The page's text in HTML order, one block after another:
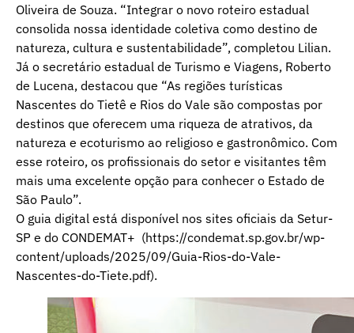
Oliveira de Souza. “Integrar o novo roteiro estadual
consolida nossa identidade coletiva como destino de
natureza, cultura e sustentabilidade”, completou Lilian.
Já o secretário estadual de Turismo e Viagens, Roberto
de Lucena, destacou que “As regiões turísticas
Nascentes do Tietê e Rios do Vale são compostas por
destinos que oferecem uma riqueza de atrativos, da
natureza e ecoturismo ao religioso e gastronômico. Com
esse roteiro, os profissionais do setor e visitantes têm
mais uma excelente opção para conhecer o Estado de
São Paulo”.
O guia digital está disponível nos sites oficiais da Setur-
SP e do CONDEMAT+ (https://condemat.sp.gov.br/wp-
content/uploads/2025/09/Guia-Rios-do-Vale-
Nascentes-do-Tiete.pdf).